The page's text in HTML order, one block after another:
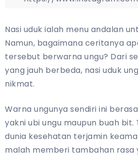
Nasi uduk ialah menu andalan
Namun, bagaimana ceritanya
tersebut berwarna ungu? Dari
yang jauh berbeda, nasi uduk
nikmat.
Warna ungunya sendiri ini
yakni ubi ungu maupun buah bit.
dunia kesehatan terjamin
malah memberi tambahan rasa